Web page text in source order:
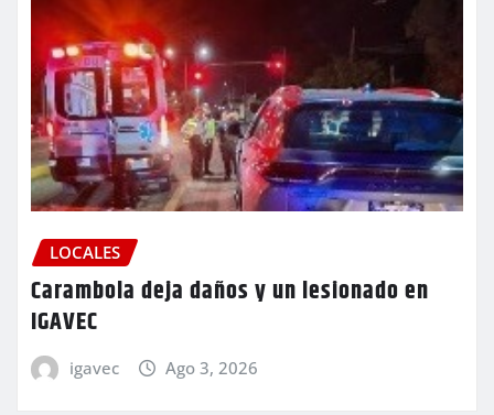
LOCALES
Carambola deja daños y un lesionado en
IGAVEC
igavec Ago 3, 2026